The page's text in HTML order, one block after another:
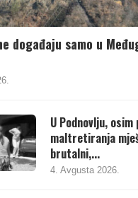
događaju samo u
U Podnovlju,
maltretiranja
brutalni,...
4. Avgusta 2026.